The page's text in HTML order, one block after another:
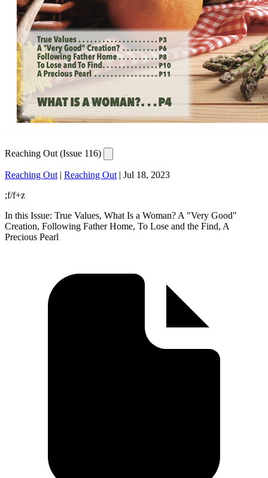
Reaching Out (Issue 116)
Reaching Out | Reaching Out | Jul 18, 2023
;f/f+z
In this Issue: True Values, What Is a Woman? A "Very Good"
Creation, Following Father Home, To Lose and the Find, A
Precious Pearl